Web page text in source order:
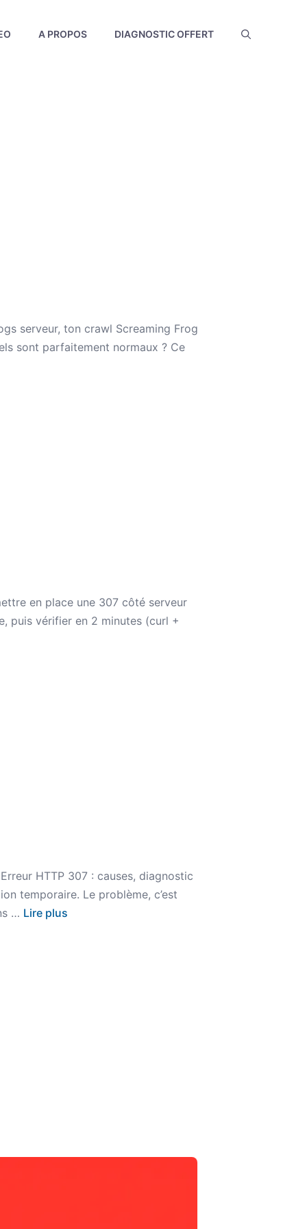
A PROPOS DIAGNOSTIC OFFERT
serveur, ton crawl Screaming Frog
sont parfaitement normaux ? Ce
en place une 307 côté serveur
puis vérifier en 2 minutes (curl +
HTTP 307 : causes, diagnostic
temporaire. Le problème, c’est
… Lire plus